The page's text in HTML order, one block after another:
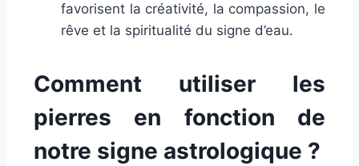
favorisent la créativité, la compassion, le
rêve et la spiritualité du signe d’eau.
Comment utiliser les
pierres en fonction de
notre signe astrologique ?